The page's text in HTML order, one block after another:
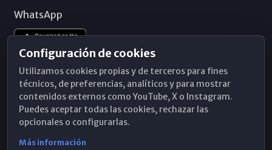
WhatsApp
Configuración de cookies
Utilizamos cookies propias y de terceros para fines
técnicos, de preferencias, analíticos y para mostrar
contenidos externos como YouTube, X o Instagram.
Puedes aceptar todas las cookies, rechazar las
opcionales o configurarlas.
Más información